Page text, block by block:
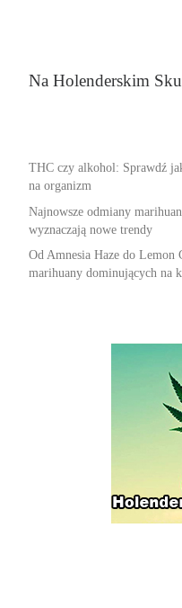
Na Holenderskim
THC czy alkohol: Sprawdź
na organizm
Najnowsze odmiany
wyznaczają nowe trendy
Od Amnesia Haze do Lemon
marihuany dominujących na